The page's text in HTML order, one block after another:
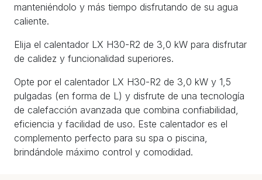
manteniéndolo y más tiempo disfrutando de su agua
caliente.
Elija el calentador LX H30-R2 de 3,0 kW para disfrutar
de calidez y funcionalidad superiores.
Opte por el calentador LX H30-R2 de 3,0 kW y 1,5
pulgadas (en forma de L) y disfrute de una tecnología
de calefacción avanzada que combina confiabilidad,
eficiencia y facilidad de uso. Este calentador es el
complemento perfecto para su spa o piscina,
brindándole máximo control y comodidad.